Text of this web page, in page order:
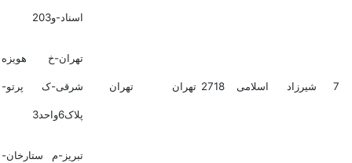
اسناد-و203
7 شیرزاد اسلامی 2718 تهران تهران
تهران-خ هویزه
شرقی-ک پرتو-
پلاک6واحد3
تبریز-م ستارخان-